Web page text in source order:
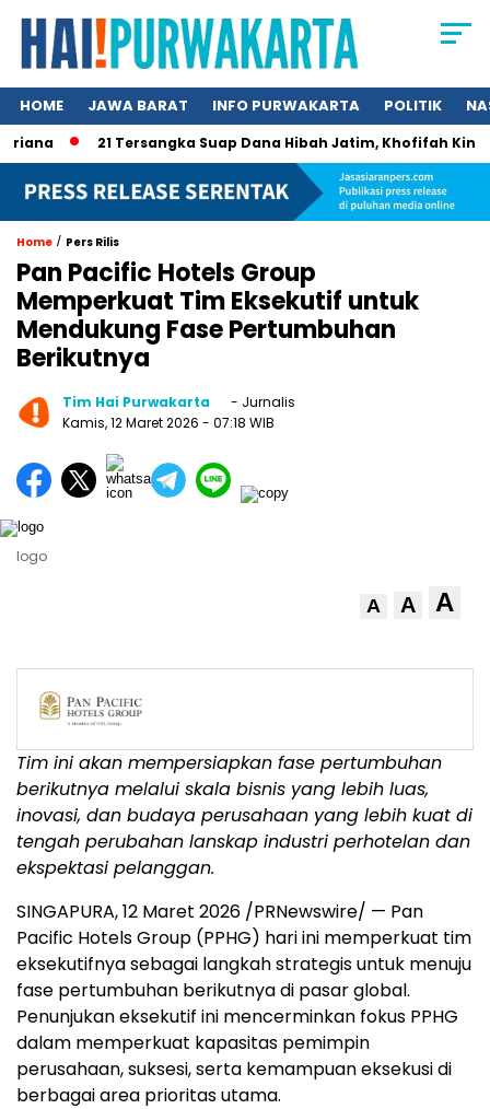
HOME JAWA BARAT INFO PURWAKARTA POLITIK
21 Tersangka Suap Dana Hibah Jatim, Khofifah Kini Masuk
Home / Pers Rilis
Pan Pacific Hotels Group
Memperkuat Tim Eksekutif untuk
Mendukung Fase Pertumbuhan
Berikutnya
Tim Hai Purwakarta
- Jurnalis
Kamis, 12 Maret 2026 - 07:18 WIB
logo
A A A
Tim ini akan mempersiapkan fase pertumbuhan
berikutnya melalui skala bisnis yang lebih luas,
inovasi, dan budaya perusahaan yang lebih kuat di
tengah perubahan lanskap industri perhotelan dan
ekspektasi pelanggan.
SINGAPURA, 12 Maret 2026 /PRNewswire/ — Pan
Pacific Hotels Group (PPHG) hari ini memperkuat tim
eksekutifnya sebagai langkah strategis untuk menuju
fase pertumbuhan berikutnya di pasar global.
Penunjukan eksekutif ini mencerminkan fokus PPHG
dalam memperkuat kapasitas pemimpin
perusahaan, suksesi, serta kemampuan eksekusi di
berbagai area prioritas utama.